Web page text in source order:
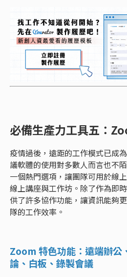
必備生產力工具五：
疫情過後，遠距的工作模式已成
議軟體的使用對多數人而言也不
一個熱門選項，讓團隊可用於線
線上講座與工作坊。除了作為即
供了許多協作功能，讓資訊能夠
隊的工作效率。
Zoom 特色功能：遠端辦公
論、白板、錄製會議